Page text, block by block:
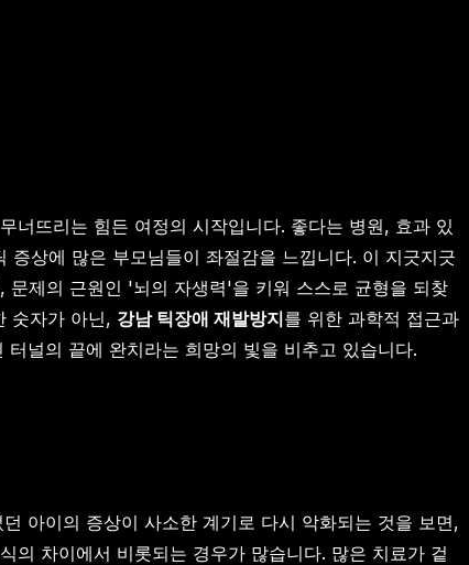
너뜨리는 힘든 여정의 시작입니다. 좋다는 병원, 효과 있
상에 많은 부모님들이 좌절감을 느낍니다. 이 지긋지긋
제의 근원인 '뇌의 자생력'을 키워 스스로 균형을 되찾
숫자가 아닌, 강남 틱장애 재발방지를 위한 과학적 접근과
널의 끝에 완치라는 희망의 빛을 비추고 있습니다.
아이의 증상이 사소한 계기로 다시 악화되는 것을 보면,
의 차이에서 비롯되는 경우가 많습니다. 많은 치료가 겉